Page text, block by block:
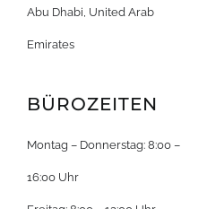
Abu Dhabi, United Arab
Emirates
BÜROZEITEN
Montag – Donnerstag: 8:00 –
16:00 Uhr